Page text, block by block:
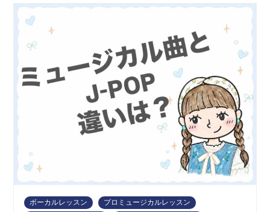
ボーカルレッスン
プロミュージカルレッスン